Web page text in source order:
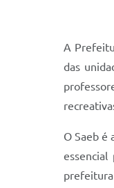
A
das
O Saeb é
prefeitura